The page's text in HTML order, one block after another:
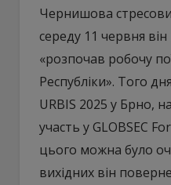
Чернишова
середу 11 червня
«розпочав робочу
Республіки». Того
URBIS 2025 у Брно,
участь у GLOBSEC
цього можна було
вихідних він